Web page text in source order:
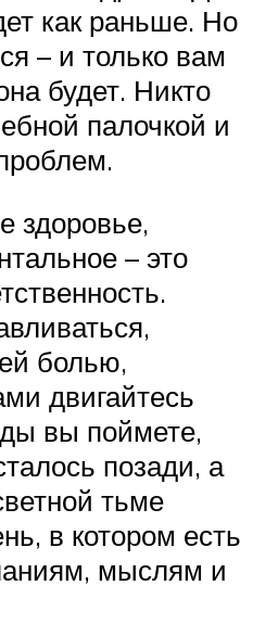
как раньше. Но
– и только вам
будет. Никто
палочкой и
здоровье,
– это
болью,
двигайтесь
вы поймете,
позади, а
тьме
в котором есть
мыслям и